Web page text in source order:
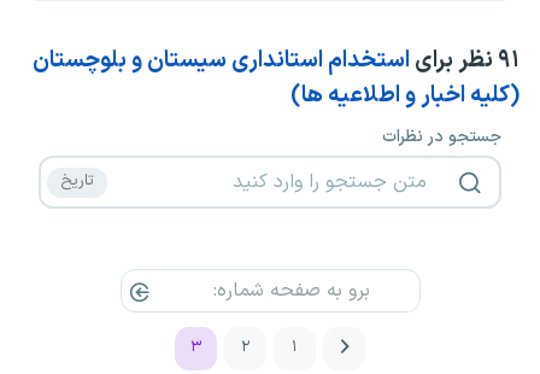
۹۱ نظر برای استخدام استانداری سیستان و بلوچستان
(کلیه اخبار و اطلاعیه ها)
جستجو در نظرات
۱ ۲ ۳